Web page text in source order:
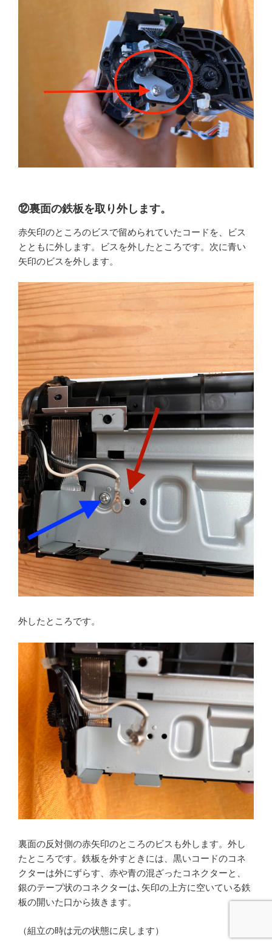
⑫裏面の鉄板を取り外します。
赤矢印のところのビスで留められていたコードを、ビス
とともに外します。ビスを外したところです。次に青い
矢印のビスを外します。
外したところです。
裏面の反対側の赤矢印のところのビスも外します。外し
たところです。鉄板を外すときには、黒いコードのコネ
クターは外にずらす、赤や青の混ざったコネクターと、
銀のテープ状のコネクターは､矢印の上方に空いている鉄
板の開いた口から抜きます。
（組立の時は元の状態に戻します）